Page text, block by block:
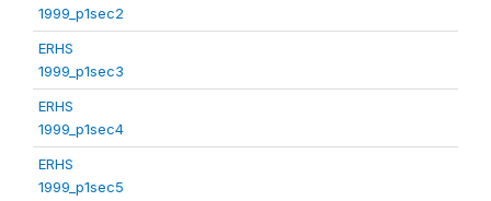
1999_p1sec2
ERHS
1999_p1sec3
ERHS
1999_p1sec4
ERHS
1999_p1sec5